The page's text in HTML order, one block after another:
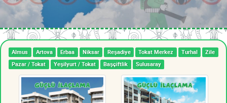
Almus Artova Erbaa Niksar Reşadiye Tokat Merkez Turhal
Zile
Pazar / Tokat
Yeşilyurt / Tokat Başçiftlik Sulusaray